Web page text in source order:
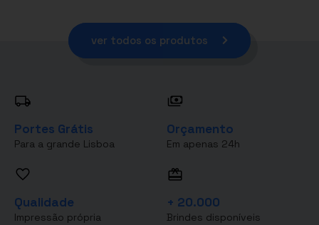
ver todos os produtos
Portes Grátis
Para a grande Lisboa
Orçamento
Em apenas 24h
Qualidade
Impressão própria
+ 20.000
Brindes disponíveis